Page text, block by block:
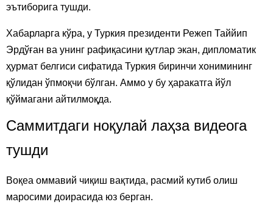
эътиборига тушди.
Хабарларга кўра, у Туркия президенти Режеп Таййип
Эрдўған ва унинг рафиқасини қутлар экан, дипломатик
ҳурмат белгиси сифатида Туркия биринчи хонимининг
қўлидан ўпмоқчи бўлган. Аммо у бу ҳаракатга йўл
қўймагани айтилмоқда.
Саммитдаги ноқулай лаҳза видеога
тушди
Воқеа оммавий чиқиш вақтида, расмий кутиб олиш
маросими доирасида юз берган.